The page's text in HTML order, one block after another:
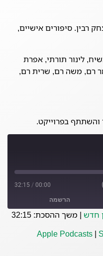
רבין. סיפורים אישיים,
לינור תורתי, אפרת
רם, משה רם, שרית רם,
והשתתף בפרוייקט.
00:00
/
32:15
הרשמה
Spotify
חדש | משך ההסכת: 32:15
Apple Podcasts |